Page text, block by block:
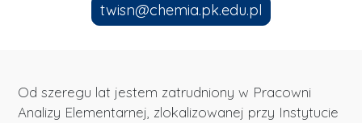
twisn@chemia.pk.edu.pl
Od szeregu lat jestem zatrudniony w Pracowni
Analizy Elementarnej, zlokalizowanej przy Instytucie